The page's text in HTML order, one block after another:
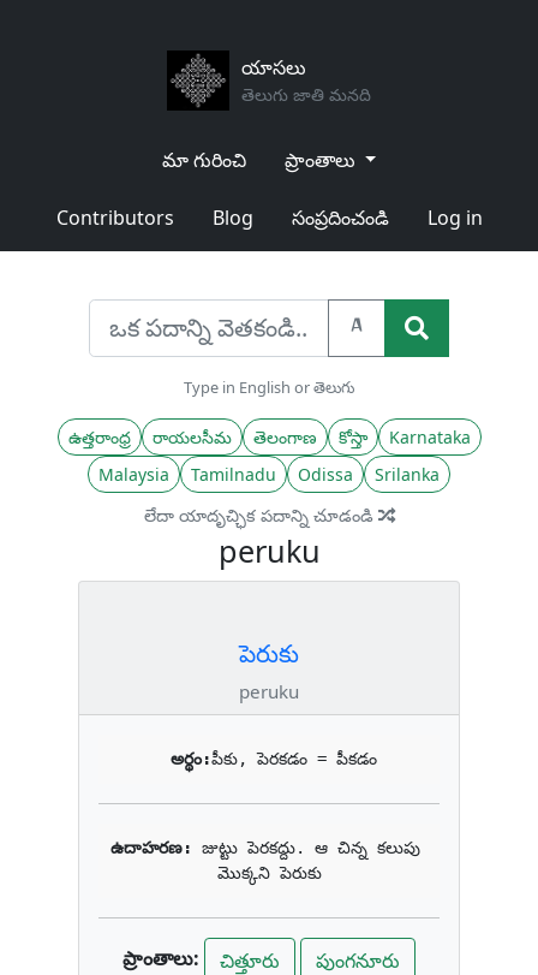
యాసలు
తెలుగు జాతి మనది
మా గురించి ప్రాంతాలు
Contributors Blog సంప్రదించండి Log in
A
Type in English or తెలుగు
ఉత్తరాంధ్ర రాయలసీమ తెలంగాణ కోస్తా
Karnataka
Malaysia
Tamilnadu Odissa
Srilanka
లేదా యాదృచ్ఛిక పదాన్ని చూడండి
peruku
పెరుకు
peruku
అర్థం:పీకు, పెరకడం = పీకడం
ఉదాహరణ: జుట్టు పెరకద్దు. ఆ చిన్న కలుపు
మొక్కని పెరుకు
ప్రాంతాలు: చిత్తూరు పుంగనూరు